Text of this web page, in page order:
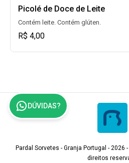
Picolé de Doce de Leite
Contém leite. Contém glúten.
R$ 4,00
DÚVIDAS?
Pardal Sorvetes - Granja Portugal -
direitos